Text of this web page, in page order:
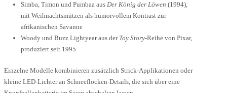
Simba, Timon und Pumbaa aus Der König der Löwen (1994),
mit Weihnachtsmützen als humorvollem Kontrast zur
afrikanischen Savanne
Woody und Buzz Lightyear aus der Toy Story-Reihe von Pixar,
produziert seit 1995
Einzelne Modelle kombinieren zusätzlich Strick-Applikationen oder
kleine LED-Lichter an Schneeflocken-Details, die sich über eine